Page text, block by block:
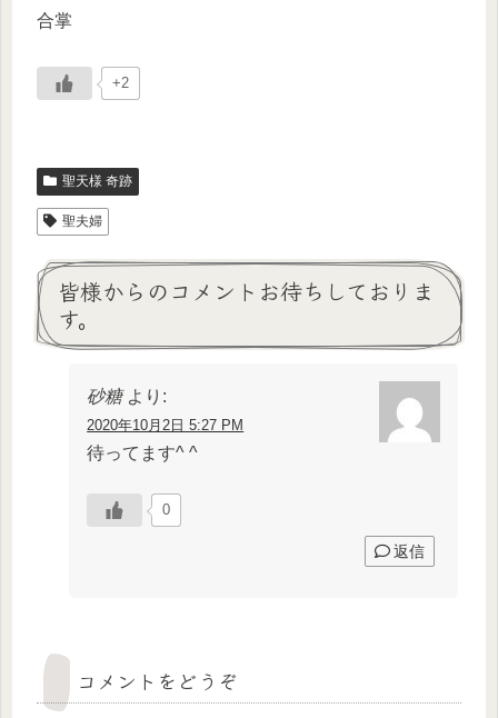
合掌
+2
聖天様 奇跡
聖夫婦
皆様からのコメントお待ちしておりま
す。
砂糖 より:
2020年10月2日 5:27 PM
待ってます^ ^
0
返信
コメントをどうぞ